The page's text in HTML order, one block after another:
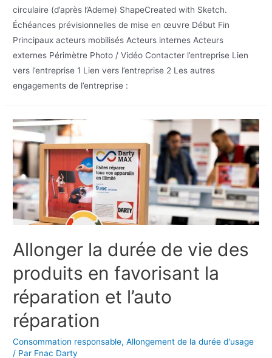
circulaire (d’après l’Ademe) ShapeCreated with Sketch.
Échéances prévisionnelles de mise en œuvre Début Fin
Principaux acteurs mobilisés Acteurs internes Acteurs
externes Périmètre Photo / Vidéo Contacter l’entreprise Lien
vers l’entreprise 1 Lien vers l’entreprise 2 Les autres
engagements de l’entreprise :
Allonger la durée de vie des
produits en favorisant la
réparation et l’auto
réparation
Consommation responsable,Allongement de la durée d'usage
/ Par Fnac Darty